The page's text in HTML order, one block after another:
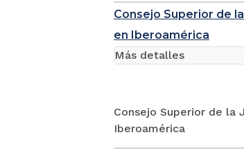
Consejo Superior de
en Iberoamérica
Consejo Superior de la
Iberoamérica
Más detalles